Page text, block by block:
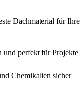
Dachmaterial für Ihre
und perfekt für Projekte
Chemikalien sicher